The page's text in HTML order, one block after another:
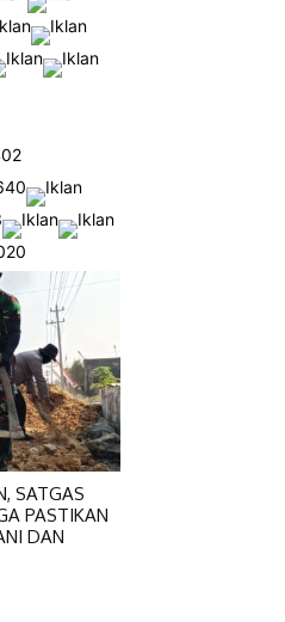
SATGAS
PASTIKAN
DAN